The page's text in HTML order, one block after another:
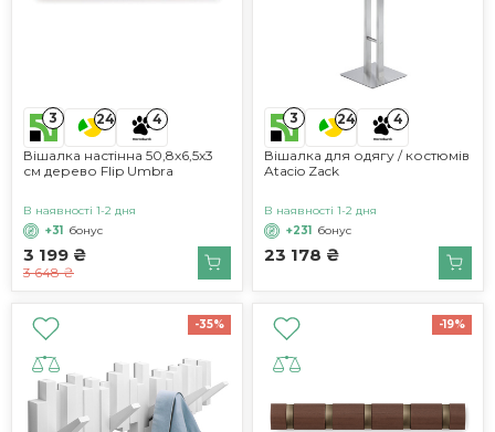
3 24 4
Вішалка настінна 50,8х6,5х3
см дерево Flip Umbra
3 199 ₴
3 648 ₴
В наявності 1-2 дня
+31 бонус
3 24 4
Вішалка для одягу / костюмів
Atacio Zack
23 178 ₴
В наявності 1-2 дня
+231 бонус
-35% -19%